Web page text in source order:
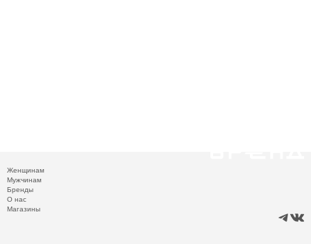
Женщинам
Мужчинам
Бренды
О нас
Магазины